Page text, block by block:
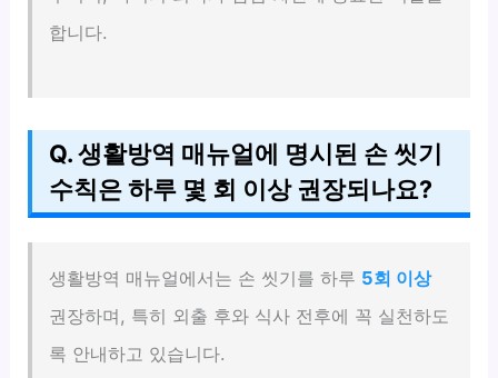
합니다.
Q. 생활방역 매뉴얼에 명시된 손 씻기
수칙은 하루 몇 회 이상 권장되나요?
생활방역 매뉴얼에서는 손 씻기를 하루 5회 이상
권장하며, 특히 외출 후와 식사 전후에 꼭 실천하도
록 안내하고 있습니다.